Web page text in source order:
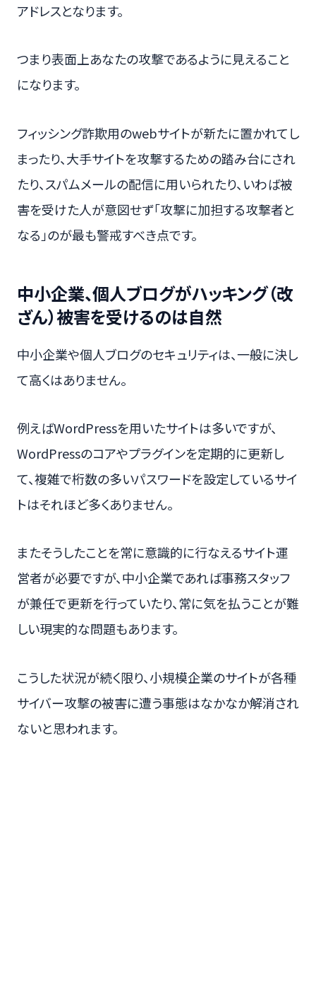
アドレスとなります。
つまり表面上あなたの攻撃であるように見えること
になります。
フィッシング詐欺用のwebサイトが新たに置かれてし
まったり、大手サイトを攻撃するための踏み台にされ
たり、スパムメールの配信に用いられたり、いわば被
害を受けた人が意図せず「攻撃に加担する攻撃者と
なる」のが最も警戒すべき点です。
中小企業、個人ブログがハッキング（改
ざん）被害を受けるのは自然
中小企業や個人ブログのセキュリティは、一般に決し
て高くはありません。
例えばWordPressを用いたサイトは多いですが、
WordPressのコアやプラグインを定期的に更新し
て、複雑で桁数の多いパスワードを設定しているサイ
トはそれほど多くありません。
またそうしたことを常に意識的に行なえるサイト運
営者が必要ですが、中小企業であれば事務スタッフ
が兼任で更新を行っていたり、常に気を払うことが難
しい現実的な問題もあります。
こうした状況が続く限り、小規模企業のサイトが各種
サイバー攻撃の被害に遭う事態はなかなか解消され
ないと思われます。